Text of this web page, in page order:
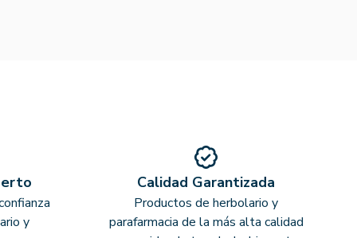
y
Calidad Garantizada
Productos de herbolario y
parafarmacia de la más alta calidad